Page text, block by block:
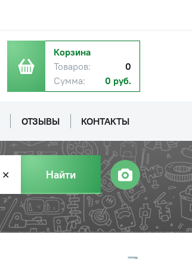
Корзина
Товаров:
0
Сумма:
0 руб.
ОТЗЫВЫ КОНТАКТЫ
✕ Найти